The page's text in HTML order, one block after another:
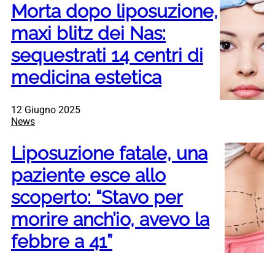
Morta dopo liposuzione,
maxi blitz dei Nas:
sequestrati 14 centri di
medicina estetica
12 Giugno 2025
News
Liposuzione fatale, una
paziente esce allo
scoperto: “Stavo per
morire anch’io, avevo la
febbre a 41”